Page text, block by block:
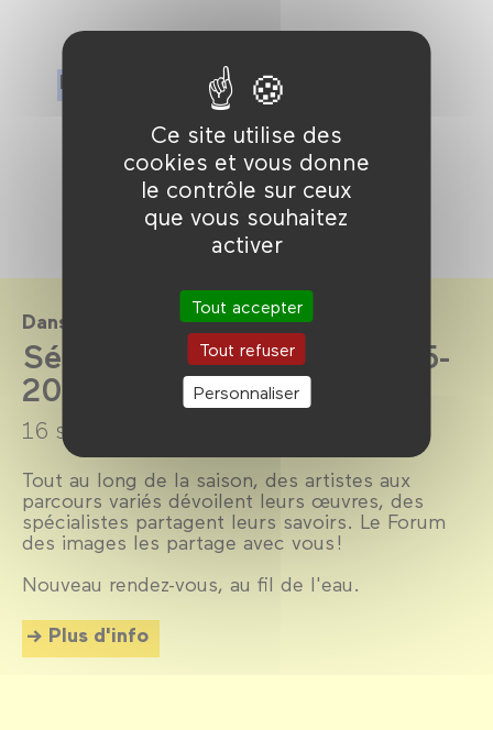
Ce site utilise des
cookies et vous donne
le contrôle sur ceux
que vous souhaitez
activer
Tout accepter
Tout refuser
Personnaliser
En partenariat avec
Dans le cadre de
Séances Actus saison 2025-
2026
16 septembre 2025 →
Tout au long de la saison, des artistes aux
parcours variés dévoilent leurs œuvres, des
spécialistes partagent leurs savoirs. Le Forum
des images les partage avec vous !
Nouveau rendez-vous, au fil de l'eau.
Plus d'info